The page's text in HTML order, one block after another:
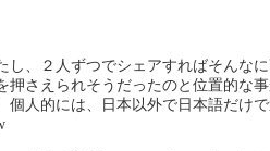
し、２人ずつでシェアすればそんなに
押さえられそうだったのと位置的な
個人的には、日本以外で日本語だけ